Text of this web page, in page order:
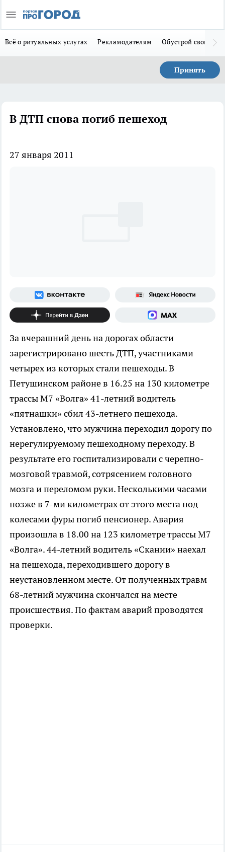
Всё о ритуальных услугах Рекламодателям Обустрой свой дом
Принять
В ДТП снова погиб пешеход
27 января 2011
За вчерашний день на дорогах области
зарегистрировано шесть ДТП, участниками
четырех из которых стали пешеходы. В
Петушинском районе в 16.25 на 130 километре
трассы М7 «Волга» 41-летний водитель
«пятнашки» сбил 43-летнего пешехода.
Установлено, что мужчина переходил дорогу по
нерегулируемому пешеходному переходу. В
результате его госпитализировали с черепно-
мозговой травмой, сотрясением головного
мозга и переломом руки. Несколькими часами
позже в 7-ми километрах от этого места под
колесами фуры погиб пенсионер. Авария
произошла в 18.00 на 123 километре трассы М7
«Волга». 44-летний водитель «Скании» наехал
на пешехода, переходившего дорогу в
неустановленном месте. От полученных травм
68-летний мужчина скончался на месте
происшествия. По фактам аварий проводятся
проверки.